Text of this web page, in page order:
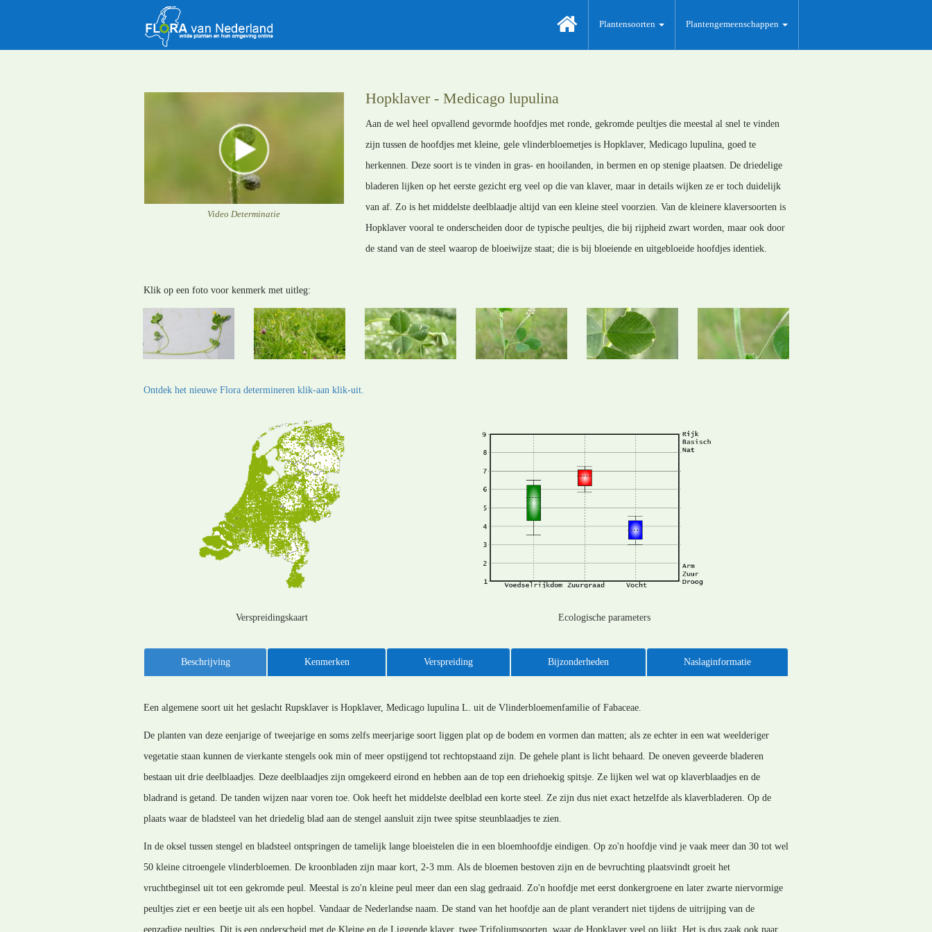
Plantensoorten Plantengemeenschappen
Video Determinatie
Hopklaver - Medicago lupulina
Aan de wel heel opvallend gevormde hoofdjes met ronde, gekromde peultjes die meestal al snel te vinden
zijn tussen de hoofdjes met kleine, gele vlinderbloemetjes is Hopklaver, Medicago lupulina, goed te
herkennen. Deze soort is te vinden in gras- en hooilanden, in bermen en op stenige plaatsen. De driedelige
bladeren lijken op het eerste gezicht erg veel op die van klaver, maar in details wijken ze er toch duidelijk
van af. Zo is het middelste deelblaadje altijd van een kleine steel voorzien. Van de kleinere klaversoorten is
Hopklaver vooral te onderscheiden door de typische peultjes, die bij rijpheid zwart worden, maar ook door
de stand van de steel waarop de bloeiwijze staat; die is bij bloeiende en uitgebloeide hoofdjes identiek.
Klik op een foto voor kenmerk met uitleg:
Ontdek het nieuwe Flora determineren klik-aan klik-uit.
Verspreidingskaart Ecologische parameters
Beschrijving Kenmerken Verspreiding Bijzonderheden Naslaginformatie
Een algemene soort uit het geslacht Rupsklaver is Hopklaver, Medicago lupulina L. uit de Vlinderbloemenfamilie of Fabaceae.
De planten van deze eenjarige of tweejarige en soms zelfs meerjarige soort liggen plat op de bodem en vormen dan matten; als ze echter in een wat weelderiger
vegetatie staan kunnen de vierkante stengels ook min of meer opstijgend tot rechtopstaand zijn. De gehele plant is licht behaard. De oneven geveerde bladeren
bestaan uit drie deelblaadjes. Deze deelblaadjes zijn omgekeerd eirond en hebben aan de top een driehoekig spitsje. Ze lijken wel wat op klaverblaadjes en de
bladrand is getand. De tanden wijzen naar voren toe. Ook heeft het middelste deelblad een korte steel. Ze zijn dus niet exact hetzelfde als klaverbladeren. Op de
plaats waar de bladsteel van het driedelig blad aan de stengel aansluit zijn twee spitse steunblaadjes te zien.
In de oksel tussen stengel en bladsteel ontspringen de tamelijk lange bloeistelen die in een bloemhoofdje eindigen. Op zo'n hoofdje vind je vaak meer dan 30 tot wel
50 kleine citroengele vlinderbloemen. De kroonbladen zijn maar kort, 2-3 mm. Als de bloemen bestoven zijn en de bevruchting plaatsvindt groeit het
vruchtbeginsel uit tot een gekromde peul. Meestal is zo'n kleine peul meer dan een slag gedraaid. Zo'n hoofdje met eerst donkergroene en later zwarte niervormige
peultjes ziet er een beetje uit als een hopbel. Vandaar de Nederlandse naam. De stand van het hoofdje aan de plant verandert niet tijdens de uitrijping van de
eenzadige peultjes. Dit is een onderscheid met de Kleine en de Liggende klaver, twee Trifoliumsoorten, waar de Hopklaver veel op lijkt. Het is dus zaak ook naar